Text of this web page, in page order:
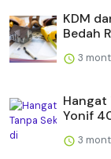
KDM
Bedah
3
Hangat
Yonif
3